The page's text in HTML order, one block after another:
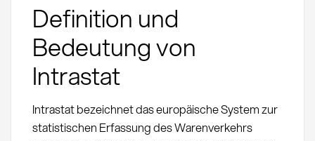
Definition und
Bedeutung von
Intrastat
Intrastat bezeichnet das europäische System zur
statistischen Erfassung des Warenverkehrs